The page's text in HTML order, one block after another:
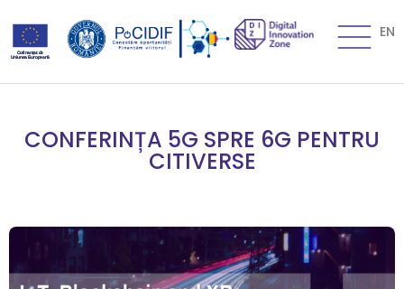
EN
CONFERINȚA 5G SPRE 6G PENTRU
CITIVERSE